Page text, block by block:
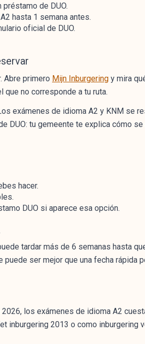
de DUO.
hasta 1 semana antes.
oficial de DUO.
Abre primero Mijn Inburgering y mira
que no corresponde a tu ruta.
exámenes de idioma A2 y KNM se
DUO: tu gemeente te explica cómo se
hacer.
DUO si aparece esa opción.
tardar más de 6 semanas hasta
puede ser mejor que una fecha rápida
los exámenes de idioma A2
inburgering 2013 o como